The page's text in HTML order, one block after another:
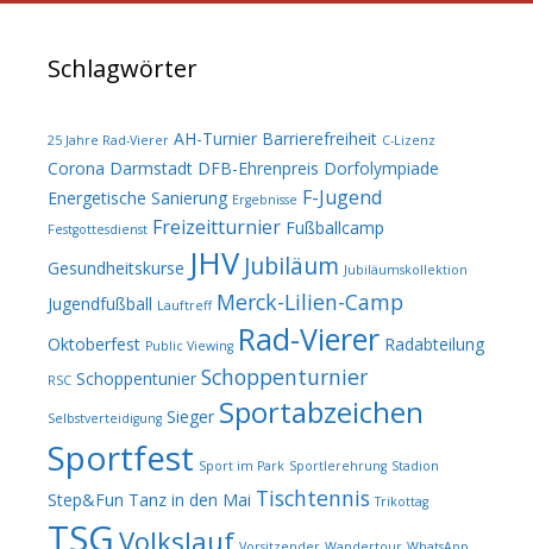
Schlagwörter
25 Jahre Rad-Vierer AH-Turnier Barrierefreiheit C-Lizenz
Corona Darmstadt DFB-Ehrenpreis Dorfolympiade
Energetische Sanierung Ergebnisse F-Jugend
Festgottesdienst Freizeitturnier Fußballcamp
Gesundheitskurse JHV Jubiläum Jubiläumskollektion
Jugendfußball Lauftreff Merck-Lilien-Camp
Oktoberfest Public Viewing Rad-Vierer Radabteilung
RSC Schoppentunier Schoppenturnier
Selbstverteidigung Sieger Sportabzeichen
Sportfest Sport im Park Sportlerehrung Stadion
Step&Fun Tanz in den Mai Tischtennis Trikottag
TSG Volkslauf